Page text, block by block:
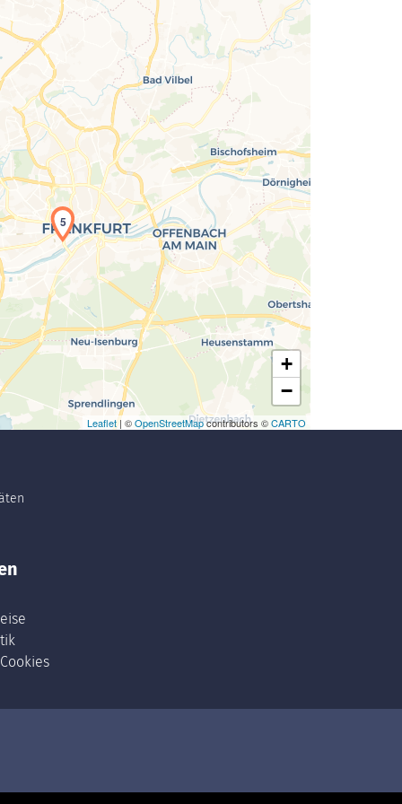
Laden der Karte...
5
+
−
Leaflet| ©OpenStreetMapcontributors ©CARTO